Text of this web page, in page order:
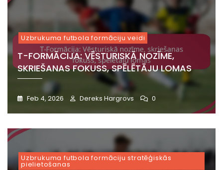
Uzbrukuma futbola formāciju veidi
T-FORMĀCIJA: VĒSTURISKĀ NOZĪME,
SKRIEŠANAS FOKUSS, SPĒLĒTĀJU LOMAS
Feb 4, 2026 Dereks Hargrovs 0
Uzbrukuma futbola formāciju stratēģiskās
pielietošanas